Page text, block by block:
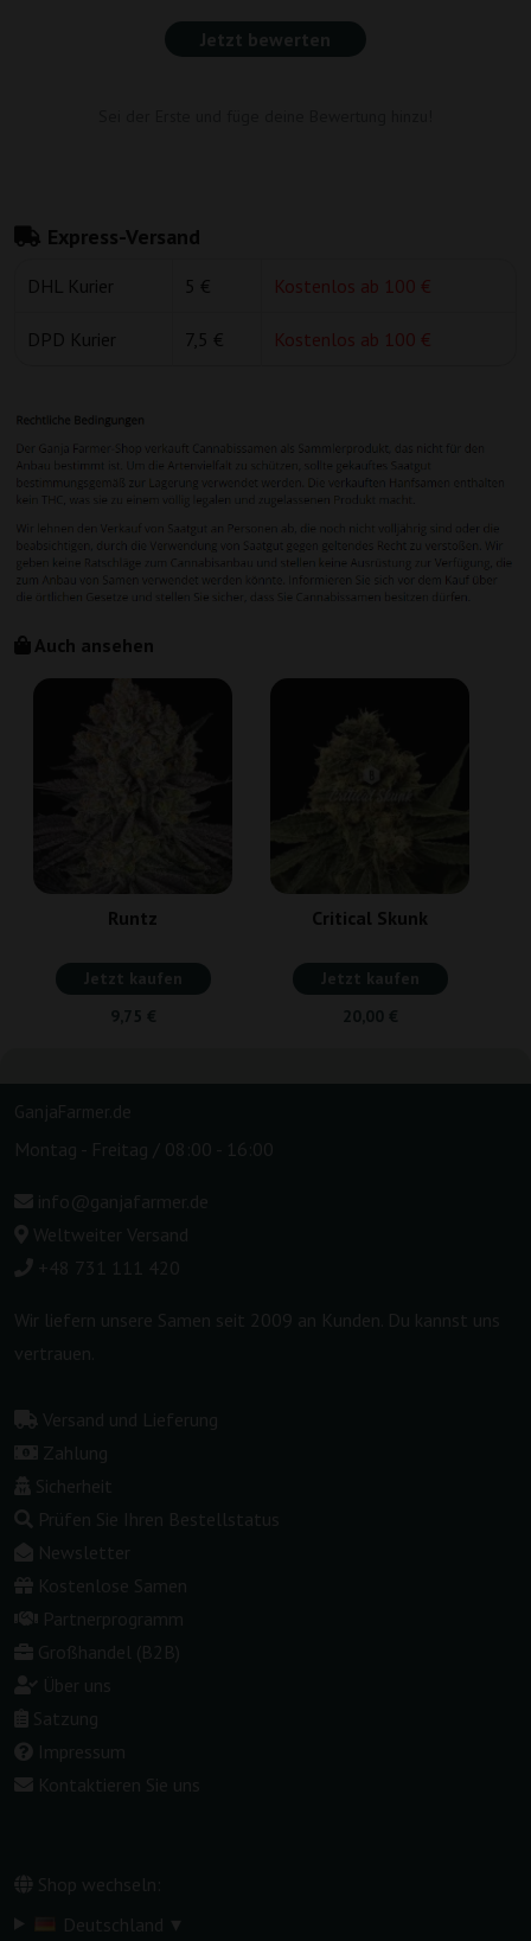
Jetzt bewerten
Express-Versand
DHL Kurier 5 € Kostenlos ab 100 €
DPD Kurier 7,5 € Kostenlos ab 100 €
Auch ansehen
Runtz
Jetzt kaufen
9,75 €
Critical Skunk
Jetzt kaufen
20,00 €
GanjaFarmer.de
Montag - Freitag / 08:00 - 16:00
info@ganjafarmer.de
Weltweiter Versand
+48 731 111 420
Wir liefern unsere Samen seit 2009 an Kunden. Du kannst uns
vertrauen.
Versand und Lieferung
Zahlung
Sicherheit
Prüfen Sie Ihren Bestellstatus
Newsletter
Kostenlose Samen
Partnerprogramm
Großhandel (B2B)
Über uns
Satzung
Impressum
Kontaktieren Sie uns
Shop wechseln:
Deutschland ▾